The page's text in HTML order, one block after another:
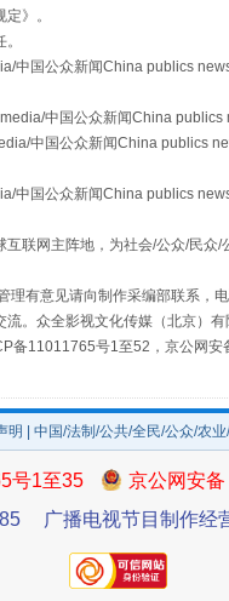
从幼儿园到大学，有这些资
事关残疾人未来5年
定》。
中国公众新闻China publics
中国公众新闻China
中国公众新闻China publics
中国公众新闻China publics
联网主阵地，为社会/公众/民
有意见请向制作采编部联系
。众全影视文化传媒（北京）
备11011765号1至52，京公网安
明 | 中国/法制/公共/全民/公众/农
号1至35
京公网安
广播电视节目制作经